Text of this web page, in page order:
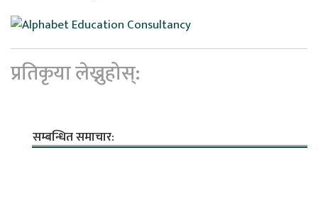
प्रतिकृया लेख्नुहोस्:
सम्बन्धित समाचार: